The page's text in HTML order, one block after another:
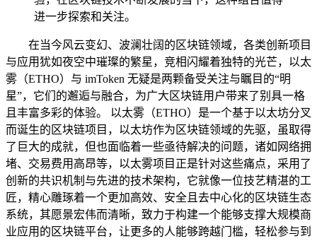
进一步探索和关注。
在当今风云变幻、波澜壮阔的区块链领域，各类创新项目
与应用犹如夜空中璀璨的繁星，竞相闪耀着独特的光芒，以太
雾（ETHO）与 imToken 无疑是两颗备受关注与瞩目的“明
星”，它们的邂逅与融合，为广大区块链用户带来了别具一格
且丰富多彩的体验。 以太雾（ETHO）是一个基于以太坊分叉
而诞生的区块链项目，以太坊作为区块链领域的先驱，虽取得
了巨大的成就，但也面临着一些亟待解决的问题，诸如网络拥
堵、交易费用高昂等，以太雾项目正是针对这些痛点，采用了
创新的共识机制与先进的技术架构，它就像一位技艺精湛的工
匠，精心雕琢着一个更加高效、安全且去中心化的区块链生态
系统，其愿景宏伟而清晰，致力于构建一个能够支撑大规模商
业应用的区块链平台，让更多的人能够跨越门槛，轻松参与到